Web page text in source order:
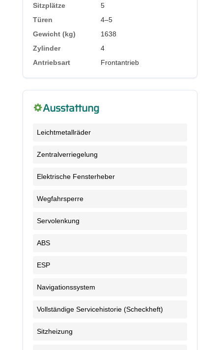
Sitzplätze
5
Türen
4–5
Gewicht (kg)
1638
Zylinder
4
Antriebsart
Frontantrieb
Ausstattung
Leichtmetallräder
Zentralverriegelung
Elektrische Fensterheber
Wegfahrsperre
Servolenkung
ABS
ESP
Navigationssystem
Vollständige Servicehistorie (Scheckheft)
Sitzheizung